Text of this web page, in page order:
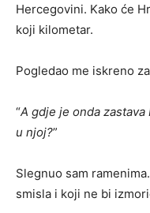
Hercegovini. Kako će
koji kilometar.
Pogledao me iskreno
“A gdje je onda
u njoj?”
Slegnuo sam
smisla i koji ne bi